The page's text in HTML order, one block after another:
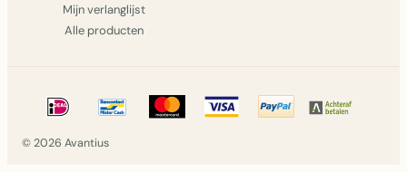
Mijn verlanglijst
Alle producten
© 2026 Avantius